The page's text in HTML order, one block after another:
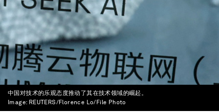
中国对技术的乐观态度推动了其在技术领域的崛起。
Image: REUTERS/Florence Lo/File Photo